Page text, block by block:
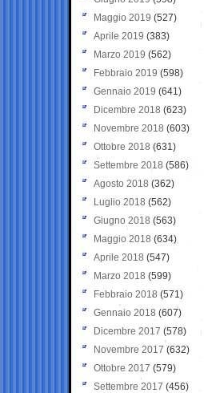
Maggio 2019 (527)
Aprile 2019 (383)
Marzo 2019 (562)
Febbraio 2019 (598)
Gennaio 2019 (641)
Dicembre 2018 (623)
Novembre 2018 (603)
Ottobre 2018 (631)
Settembre 2018 (586)
Agosto 2018 (362)
Luglio 2018 (562)
Giugno 2018 (563)
Maggio 2018 (634)
Aprile 2018 (547)
Marzo 2018 (599)
Febbraio 2018 (571)
Gennaio 2018 (607)
Dicembre 2017 (578)
Novembre 2017 (632)
Ottobre 2017 (579)
Settembre 2017 (456)